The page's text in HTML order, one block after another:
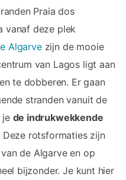
Praia dos
vanaf deze plek
Algarvezijn de mooie
van Lagos ligt aan
te dobberen. Er gaan
stranden vanuit de
je de indrukwekkende
Deze rotsformaties zijn
de Algarve en op
bijzonder. Je kunt hier